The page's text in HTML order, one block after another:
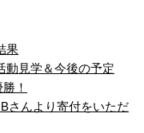
果
見学＆今後の予定
！
さんより寄付をいただ